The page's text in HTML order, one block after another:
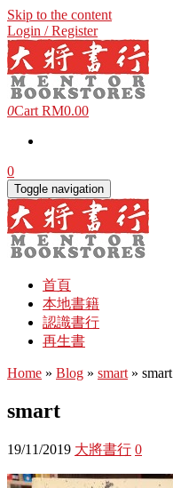
Skip to the content
Login / Register
0Cart RM0.00
0
Toggle navigation
首頁
本地書籍
認識書行
再生書
Home » Blog » smart » smart
smart
19/11/2019 大將書行 0